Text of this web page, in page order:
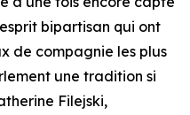
bipartisan qui ont
de compagnie les plus
une tradition si
Filejski,